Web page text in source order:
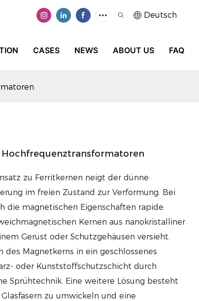
Deutsch
CASES NEWS ABOUT US FAQ
Hochfrequenztransformatoren
zu Ferritkernen neigt der dünne
im freien Zustand zur Verformung. Bei
die magnetischen Eigenschaften rapide.
Kernen aus nanokristalliner
Gerüst oder Schutzgehäusen versieht.
des Magnetkerns in ein geschlossenes
oder Kunststoffschutzschicht durch
Sprühtechnik. Eine weitere Lösung besteht
zu umwickeln und eine